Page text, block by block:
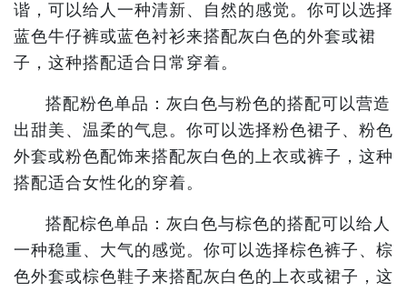
谐，可以给人一种清新、自然的感觉。你可以选择
蓝色牛仔裤或蓝色衬衫来搭配灰白色的外套或裙
子，这种搭配适合日常穿着。
搭配粉色单品：灰白色与粉色的搭配可以营造
出甜美、温柔的气息。你可以选择粉色裙子、粉色
外套或粉色配饰来搭配灰白色的上衣或裤子，这种
搭配适合女性化的穿着。
搭配棕色单品：灰白色与棕色的搭配可以给人
一种稳重、大气的感觉。你可以选择棕色裤子、棕
色外套或棕色鞋子来搭配灰白色的上衣或裙子，这